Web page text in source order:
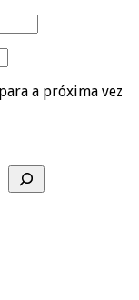
a próxima vez